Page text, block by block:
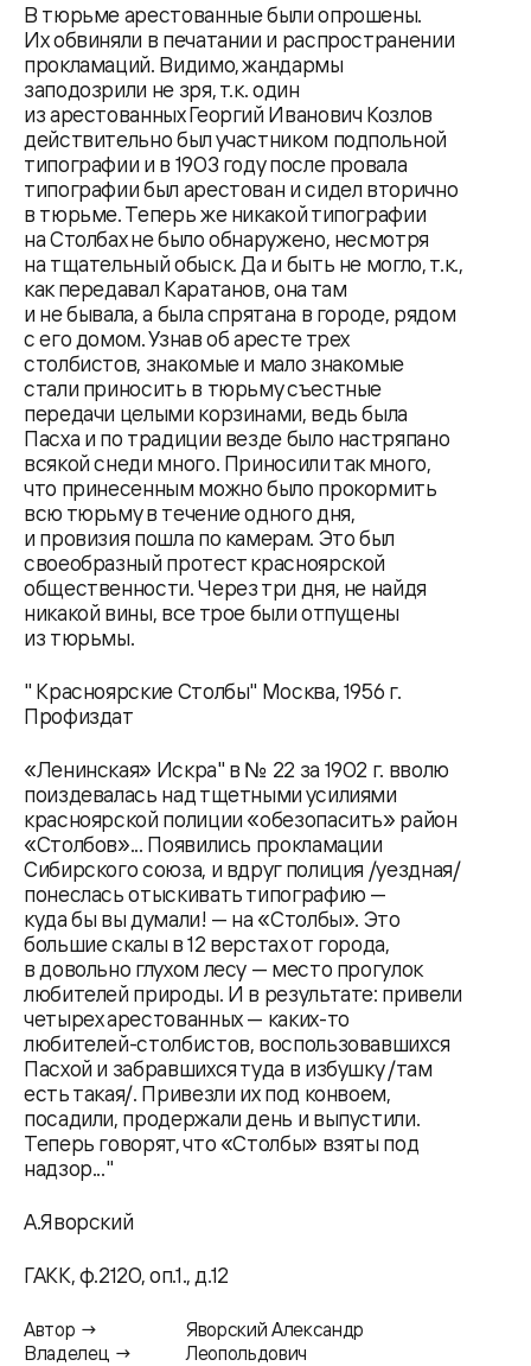
В тюрьме арестованные были опрошены.
Их обвиняли в печатании и распространении
прокламаций. Видимо, жандармы
заподозрили не зря, т.к. один
из арестованных Георгий Иванович Козлов
действительно был участником подпольной
типографии и в 1903 году после провала
типографии был арестован и сидел вторично
в тюрьме. Теперь же никакой типографии
на Столбах не было обнаружено, несмотря
на тщательный обыск. Да и быть не могло, т.к.,
как передавал Каратанов, она там
и не бывала, а была спрятана в городе, рядом
с его домом. Узнав об аресте трех
столбистов, знакомые и мало знакомые
стали приносить в тюрьму съестные
передачи целыми корзинами, ведь была
Пасха и по традиции везде было настряпано
всякой снеди много. Приносили так много,
что принесенным можно было прокормить
всю тюрьму в течение одного дня,
и провизия пошла по камерам. Это был
своеобразный протест красноярской
общественности. Через три дня, не найдя
никакой вины, все трое были отпущены
из тюрьмы.
" Красноярские Столбы" Москва, 1956 г.
Профиздат
«Ленинская» Искра" в № 22 за 1902 г. вволю
поиздевалась над тщетными усилиями
красноярской полиции «обезопасить» район
«Столбов»... Появились прокламации
Сибирского союза, и вдруг полиция /уездная/
понеслась отыскивать типографию —
куда бы вы думали! — на «Столбы». Это
большие скалы в 12 верстах от города,
в довольно глухом лесу — место прогулок
любителей природы. И в результате: привели
четырех арестованных — каких-то
любителей-столбистов, воспользовавшихся
Пасхой и забравшихся туда в избушку /там
есть такая/. Привезли их под конвоем,
посадили, продержали день и выпустили.
Теперь говорят, что «Столбы» взяты под
надзор..."
А.Яворский
ГАКК, ф.2120, оп.1., д.12
Автор →
Владелец →
Яворский Александр
Леопольдович